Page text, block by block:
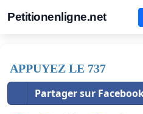
Petitionenligne.net
APPUYEZ LE 737
Partager sur